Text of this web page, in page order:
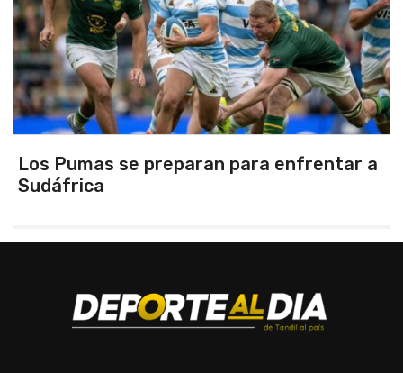
preparan para enfrentar a
Herrera, el